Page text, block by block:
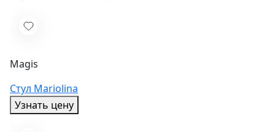
Magis
Стул Mariolina
Узнать цену